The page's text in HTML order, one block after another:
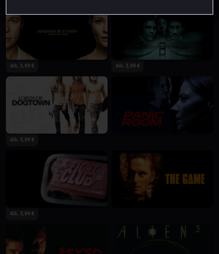
Alk. 3,99 € Alk. 3,99 €
Alk. 3,99 €
Alk. 3,99 €